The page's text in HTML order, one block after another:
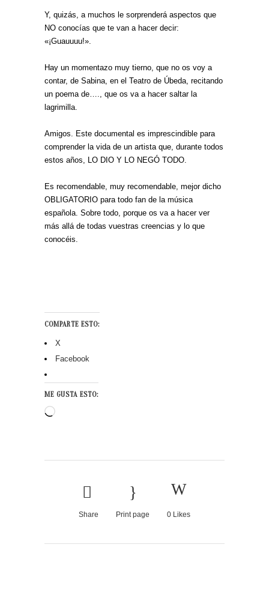
Y, quizás, a muchos le sorprenderá aspectos que
NO conocías que te van a hacer decir:
«¡Guauuuu!».
Hay un momentazo muy tierno, que no os voy a
contar, de Sabina, en el Teatro de Úbeda, recitando
un poema de…., que os va a hacer saltar la
lagrimilla.
Amigos. Este documental es imprescindible para
comprender la vida de un artista que, durante todos
estos años, LO DIO Y LO NEGÓ TODO.
Es recomendable, muy recomendable, mejor dicho
OBLIGATORIO para todo fan de la música
española. Sobre todo, porque os va a hacer ver
más allá de todas vuestras creencias y lo que
conocéis.
COMPARTE ESTO:
X
Facebook
ME GUSTA ESTO:
Cargando...
Share Print page 0 Likes